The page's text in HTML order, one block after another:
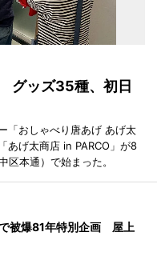
グッズ35種、初日
「おしゃべり唐あげ あげ太
あげ太商店 in PARCO」が8
区本通）で始まった。
被爆81年特別企画 屋上